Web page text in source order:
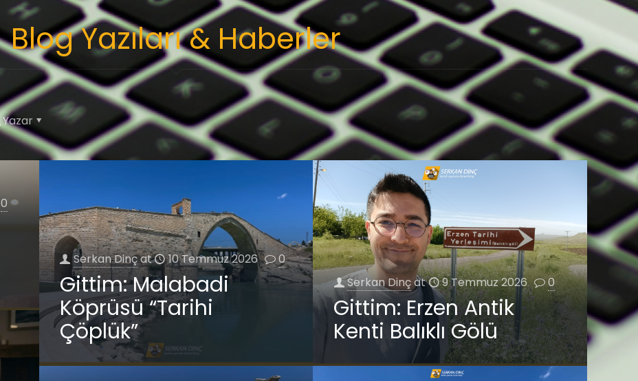
Blog Yazıları & Haberler
Yazar
0
Serkan Dinçat 10 Temmuz 2026 0
Gittim: Malabadi
Köprüsü “Tarihi
Çöplük”
Serkan Dinçat 9 Temmuz 2026 0
Gittim: Erzen Antik
Kenti Balıklı Gölü